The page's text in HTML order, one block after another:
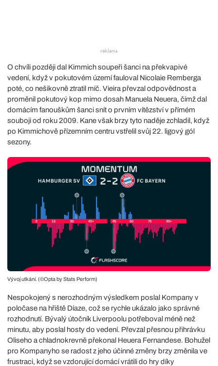
O chvíli později dal Kimmich soupeři šanci na překvapivé
vedení, když v pokutovém území fauloval Nicolaie Remberga
poté, co nešikovně ztratil míč. Vieira převzal odpovědnost a
proměnil pokutový kop mimo dosah Manuela Neuera, čímž dal
domácím fanouškům šanci snít o prvním vítězství v přímém
souboji od roku 2009. Kane však brzy tyto naděje zchladil, když
po Kimmichově přízemním centru vstřelil svůj 22. ligový gól
sezony.
Vývoj utkání. (©Opta by Stats Perform)
Nespokojený s nerozhodným výsledkem poslal Kompany v
poločase na hřiště Díaze, což se rychle ukázalo jako správné
rozhodnutí. Bývalý útočník Liverpoolu potřeboval méně než
minutu, aby poslal hosty do vedení. Převzal přesnou přihrávku
Oliseho a chladnokrevně překonal Heuera Fernandese. Bohužel
pro Kompanyho se radost z jeho účinné změny brzy změnila ve
frustraci, když se vzdorující domácí vrátili do hry díky